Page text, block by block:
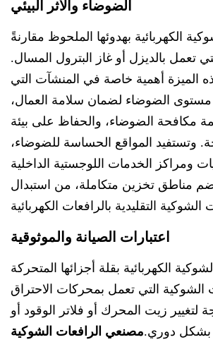
الضوضاء والأثر البيئي
الكهربائية بهدوئها الملحوظ مقارنةً
تعمل بالديزل أو غاز البترول المسال.
الميزة أهمية خاصة في المنشآت التي
الضوضاء لضمان سلامة العمال،
مكافحة الضوضاء، والحفاظ على بيئة
وتستفيد المواقع الحساسة للضوضاء،
ومراكز الخدمات اللوجستية الداخلية
مناطق تخزين متكاملة، من استبدال
اعتبارات الصيانة والموثوقية
الكهربائية بقلة أجزائها المتحركة
الشوكية التي تعمل بمحركات الاحتراق
لتغيير زيت المحرك أو فلاتر الوقود أو
بشكل دوري.مصنعي الرافعات الشوكية